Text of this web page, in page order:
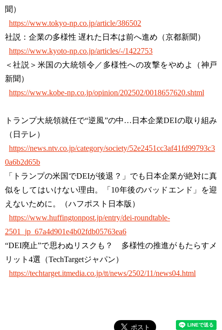
聞）
https://www.tokyo-np.co.jp/article/386502
社説：企業の多様性 遅れた日本は前へ進め（京都新聞）
https://www.kyoto-np.co.jp/articles/-/1422753
＜社説＞米国の大統領令／多様性への攻撃をやめよ（神戸
新聞）
https://www.kobe-np.co.jp/opinion/202502/0018657620.shtml
トランプ大統領就任で“逆風”の中…日本企業DEIの取り組み
（日テレ）
https://news.ntv.co.jp/category/society/52e2451cc3af41fd99793c3
0a6b2d65b
「トランプの米国でDEIが後退？」でも日本企業が絶対に真
似をしてはいけない理由。「10年後のバッドエンド」を迎
えないために。（ハフポスト日本版）
https://www.huffingtonpost.jp/entry/dei-roundtable-
2501_jp_67a4d901e4b02fdb05763ea6
“DEI廃止”で思わぬリスクも？ 多様性の推進がもたらすメ
リット4選（TechTargetジャパン）
https://techtarget.itmedia.co.jp/tt/news/2502/11/news04.html